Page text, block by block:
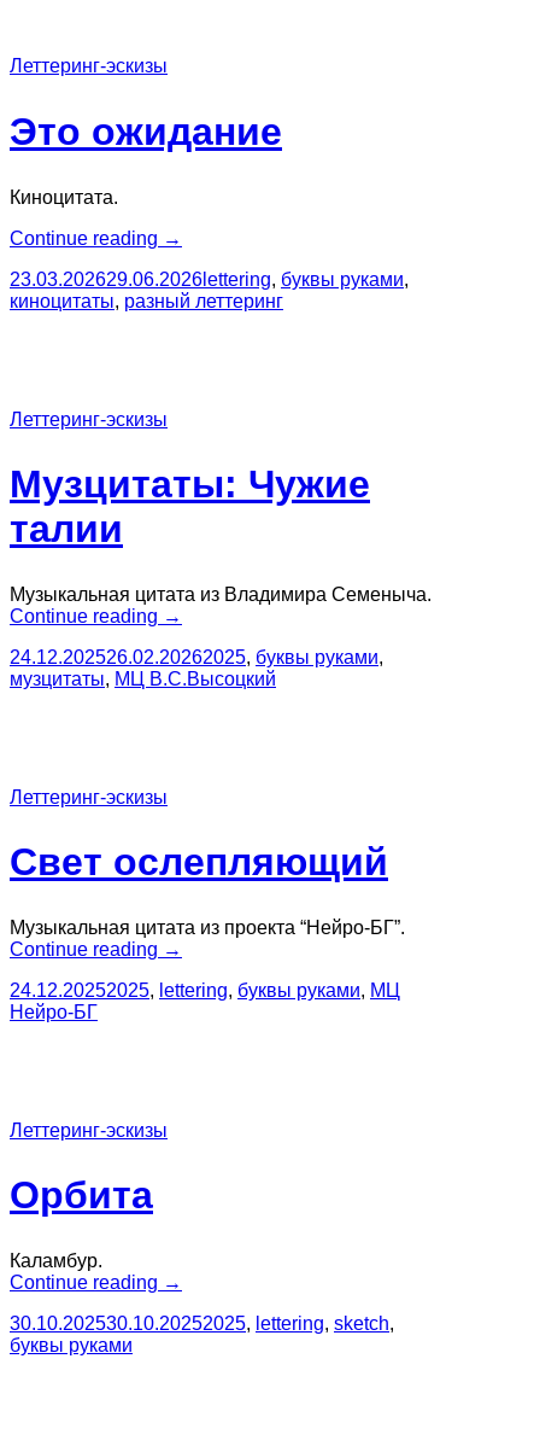
Леттеринг-эскизы
Это ожидание
Киноцитата.
Continue reading “Это
→
23.03.202629.06.2026 lettering, буквы руками,
киноцитаты, разный леттеринг
Леттеринг-эскизы
Музцитаты: Чужие
талии
Музыкальная цитата из Владимира Семеныча.
Continue reading “Музцитаты:
талии”
→
24.12.202526.02.20262025, буквы руками,
музцитаты, МЦ В.С.Высоцкий
Леттеринг-эскизы
Свет ослепляющий
Музыкальная цитата из проекта “Нейро-БГ”.
Continue reading “Свет
→
24.12.20252025, lettering, буквы руками, МЦ
Нейро-БГ
Леттеринг-эскизы
Орбита
Каламбур.
Continue reading “Орбита”
→
30.10.202530.10.20252025, lettering, sketch,
буквы руками